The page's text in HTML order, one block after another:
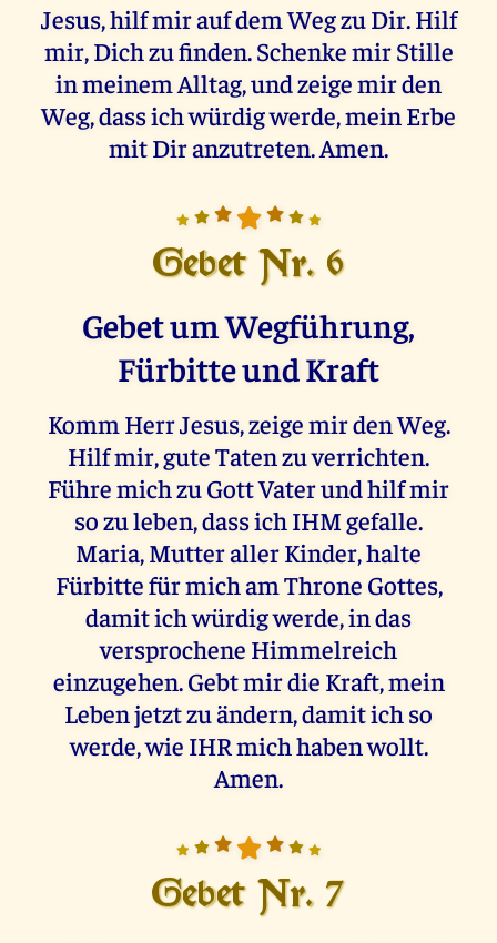
Jesus, hilf mir auf dem Weg zu Dir. Hilf
mir, Dich zu finden. Schenke mir Stille
in meinem Alltag, und zeige mir den
Weg, dass ich würdig werde, mein Erbe
mit Dir anzutreten. Amen.
Gebet Nr. 6
Gebet um Wegführung,
Fürbitte und Kraft
Komm Herr Jesus, zeige mir den Weg.
Hilf mir, gute Taten zu verrichten.
Führe mich zu Gott Vater und hilf mir
so zu leben, dass ich IHM gefalle.
Maria, Mutter aller Kinder, halte
Fürbitte für mich am Throne Gottes,
damit ich würdig werde, in das
versprochene Himmelreich
einzugehen. Gebt mir die Kraft, mein
Leben jetzt zu ändern, damit ich so
werde, wie IHR mich haben wollt.
Amen.
Gebet Nr. 7